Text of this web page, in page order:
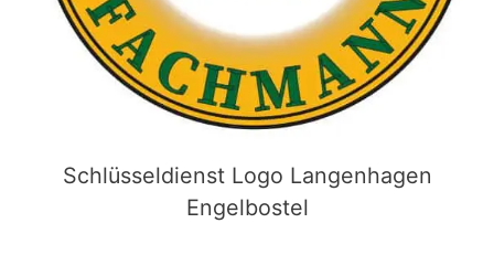
Schlüsseldienst Logo Langenhagen
Engelbostel